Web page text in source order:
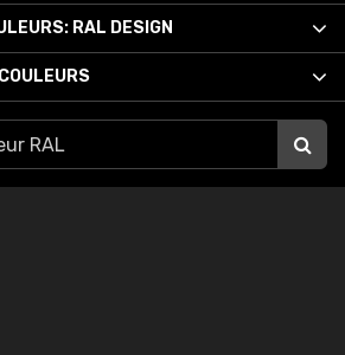
RAL DESIGN